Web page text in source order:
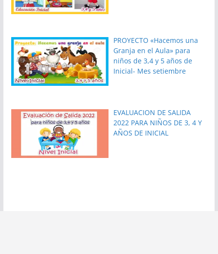
PROYECTO «Hacemos una
Granja en el Aula» para
niños de 3,4 y 5 años de
Inicial- Mes setiembre
EVALUACION DE SALIDA
2022 PARA NIÑOS DE 3, 4 Y
AÑOS DE INICIAL